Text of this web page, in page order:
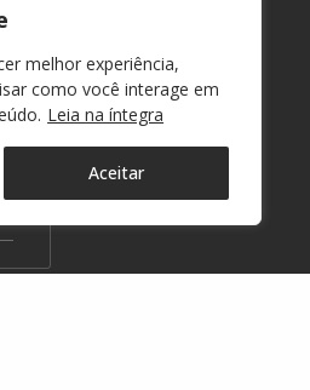
melhor experiência,
como você interage em
Leia na íntegra
Aceitar